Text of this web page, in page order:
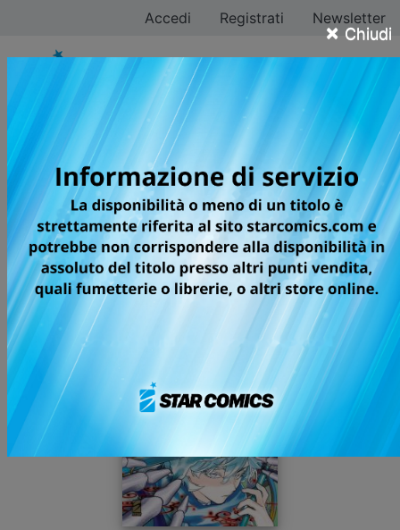
× Chiudi
Accedi Registrati Newsletter
Shiro Usazaki
Tutti i fumetti